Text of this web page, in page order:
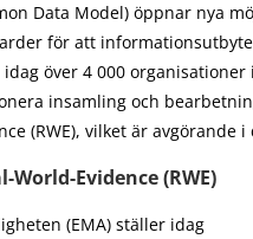
Data Model) öppnar nya
för att
över 4 000
insamling och
(RWE), vilket är
Evidence (RWE)
(EMA) ställer idag